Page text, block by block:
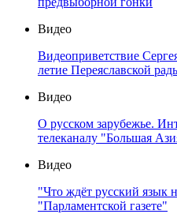
Видео
Видеоприветствие
летие Переяславской
Видео
О русском зарубежье.
телеканалу "Большая
Видео
"Что ждёт русский язык
"Парламентской газете"